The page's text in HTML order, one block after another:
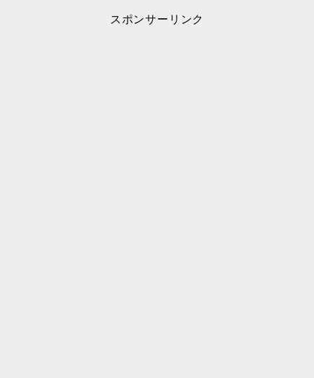
スポンサーリンク